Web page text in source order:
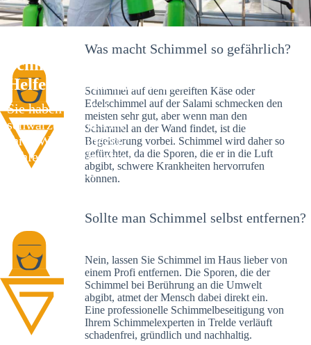
Schimmelexperte in Trelde – Ihr
Helfer an Ort und Stelle
Sie haben kürzlich
schwarze Flecken an
Ihrer Wand entdeckt?
Schlechte Nachrichten:
Sie haben einen
Was macht Schimmel so gefährlich?
Schimmel auf dem gereiften Käse oder
Edelschimmel auf der Salami schmecken den
meisten sehr gut, aber wenn man den
Schimmel an der Wand findet, ist die
Begeisterung vorbei. Schimmel wird daher so
gefürchtet, da die Sporen, die er in die Luft
abgibt, schwere Krankheiten hervorrufen
können.
Sollte man Schimmel selbst entfernen?
Nein, lassen Sie Schimmel im Haus lieber von
einem Profi entfernen. Die Sporen, die der
Schimmel bei Berührung an die Umwelt
abgibt, atmet der Mensch dabei direkt ein.
Eine professionelle Schimmelbeseitigung von
Ihrem Schimmelexperten in Trelde verläuft
schadenfrei, gründlich und nachhaltig.